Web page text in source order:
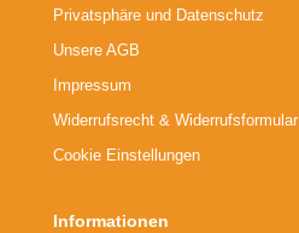
Privatsphäre und Datenschutz
Unsere AGB
Impressum
Widerrufsrecht & Widerrufsformular
Cookie Einstellungen
Informationen